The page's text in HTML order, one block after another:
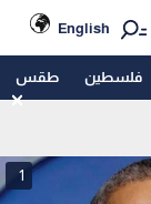
English
فلسطين طقس
1